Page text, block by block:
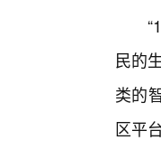
民的
类的
区平